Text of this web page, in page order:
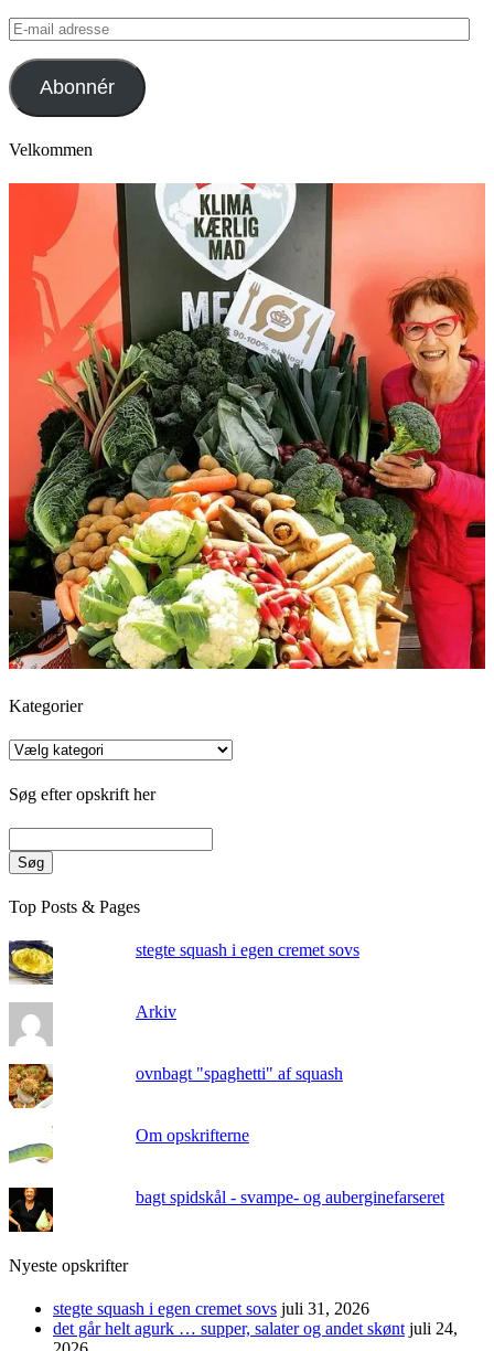
E-
mail
adresse
Abonnér
Velkommen
Kategorier
Kategorier
Søg efter opskrift her
Søg
Top Posts & Pages
stegte squash i egen cremet sovs
Arkiv
ovnbagt "spaghetti" af squash
Om opskrifterne
bagt spidskål - svampe- og auberginefarseret
Nyeste opskrifter
stegte squash i egen cremet sovs juli 31, 2026
det går helt agurk … supper, salater og andet skønt juli 24,